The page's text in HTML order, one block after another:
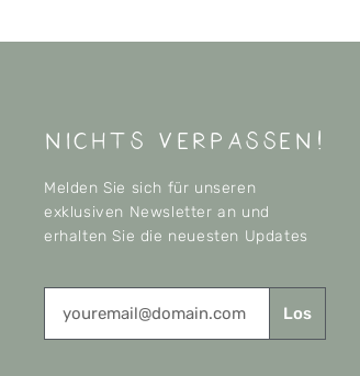
nichts verpassen!
Melden Sie sich für unseren
exklusiven Newsletter an und
erhalten Sie die neuesten Updates
Los